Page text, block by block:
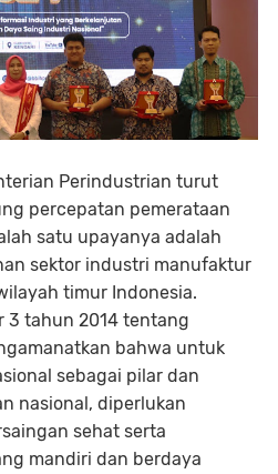
Perindustrian turut
percepatan pemerataan
satu upayanya adalah
sektor industri manufaktur
timur Indonesia.
3 tahun 2014 tentang
bahwa untuk
sebagai pilar dan
nasional, diperlukan
sehat serta
mandiri dan berdaya